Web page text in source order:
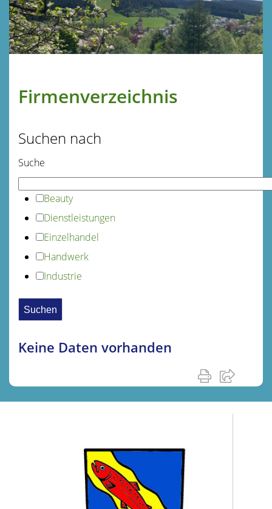
Firmenverzeichnis
Suchen nach
Suche
Beauty
Dienstleistungen
Einzelhandel
Handwerk
Industrie
Keine Daten vorhanden